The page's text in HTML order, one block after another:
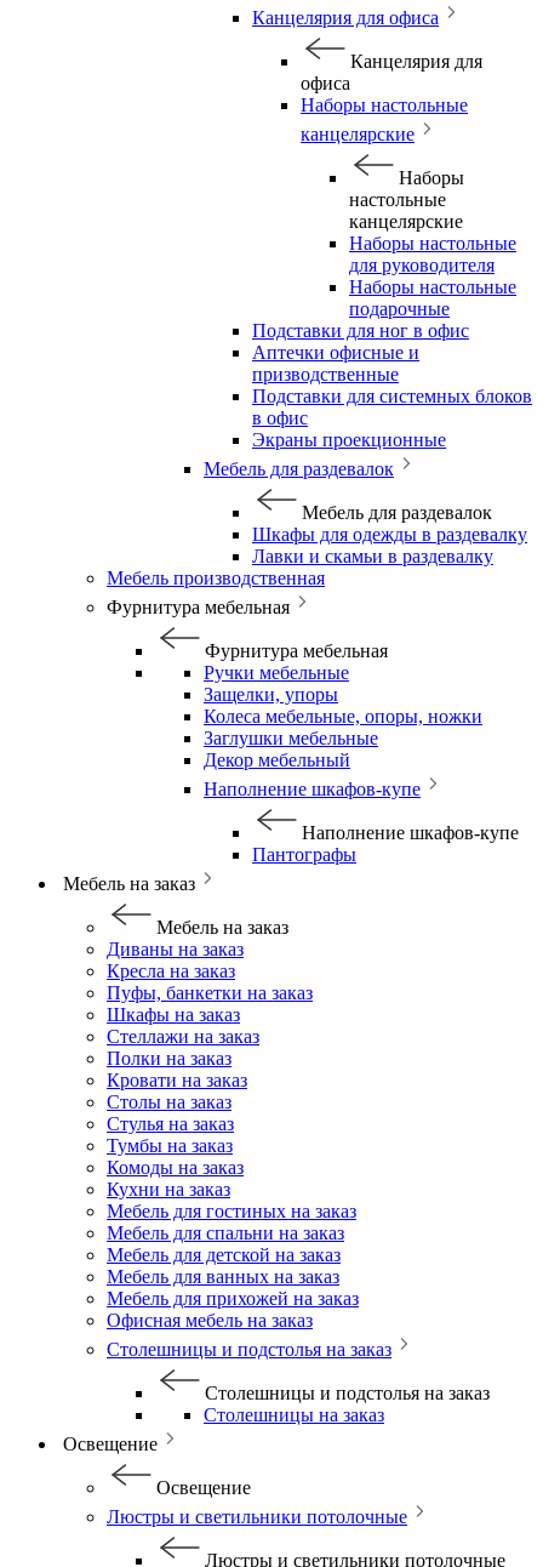
Канцелярия для офиса
Канцелярия для
офиса
Наборы настольные
канцелярские
Наборы
настольные
канцелярские
Наборы настольные
для руководителя
Наборы настольные
подарочные
Подставки для ног в офис
Аптечки офисные и
призводственные
Подставки для системных блоков
в офис
Экраны проекционные
Мебель для раздевалок
Мебель для раздевалок
Шкафы для одежды в раздевалку
Лавки и скамьи в раздевалку
Мебель производственная
Фурнитура мебельная
Фурнитура мебельная
Ручки мебельные
Защелки, упоры
Колеса мебельные, опоры, ножки
Заглушки мебельные
Декор мебельный
Наполнение шкафов-купе
Наполнение шкафов-купе
Пантографы
Мебель на заказ
Мебель на заказ
Диваны на заказ
Кресла на заказ
Пуфы, банкетки на заказ
Шкафы на заказ
Стеллажи на заказ
Полки на заказ
Кровати на заказ
Столы на заказ
Стулья на заказ
Тумбы на заказ
Комоды на заказ
Кухни на заказ
Мебель для гостиных на заказ
Мебель для спальни на заказ
Мебель для детской на заказ
Мебель для ванных на заказ
Мебель для прихожей на заказ
Офисная мебель на заказ
Столешницы и подстолья на заказ
Столешницы и подстолья на заказ
Столешницы на заказ
Освещение
Освещение
Люстры и светильники потолочные
Люстры и светильники потолочные